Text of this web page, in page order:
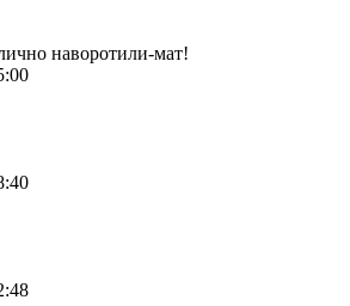
наворотили-мат!